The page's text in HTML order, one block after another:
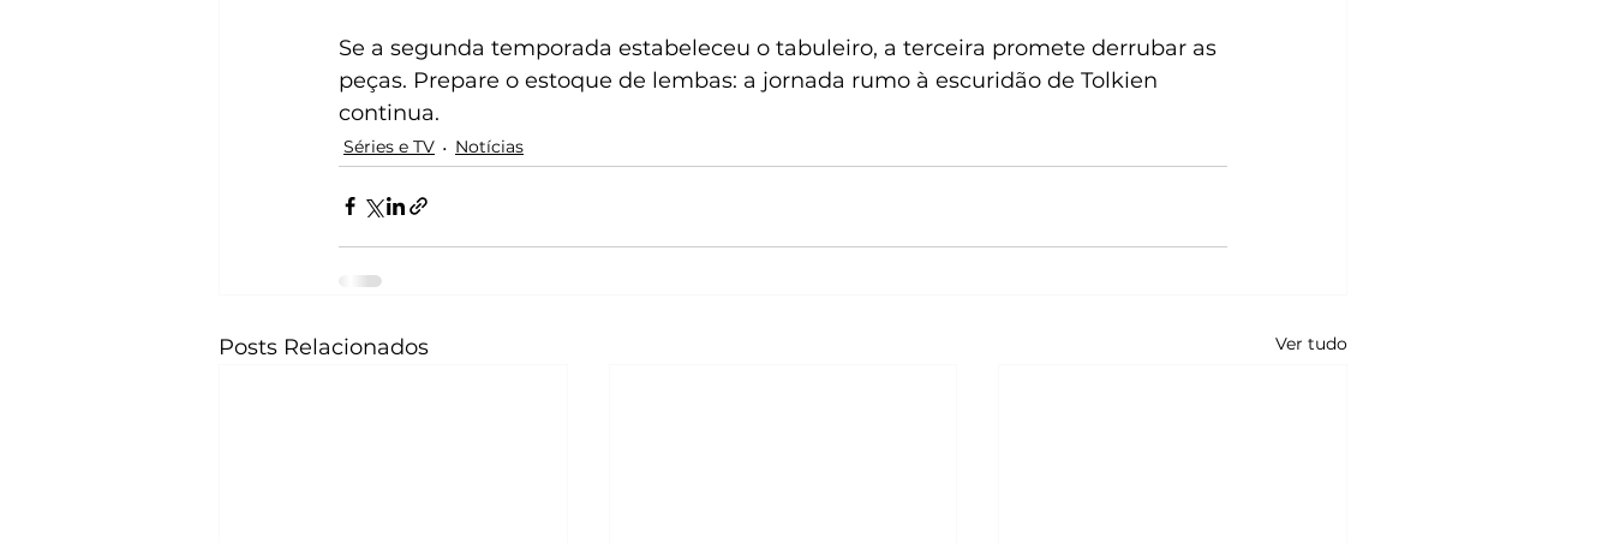
Se a segunda temporada estabeleceu o tabuleiro, a terceira promete derrubar as
peças. Prepare o estoque de lembas: a jornada rumo à escuridão de Tolkien
continua.
Séries e TV Notícias
Posts Relacionados Ver tudo